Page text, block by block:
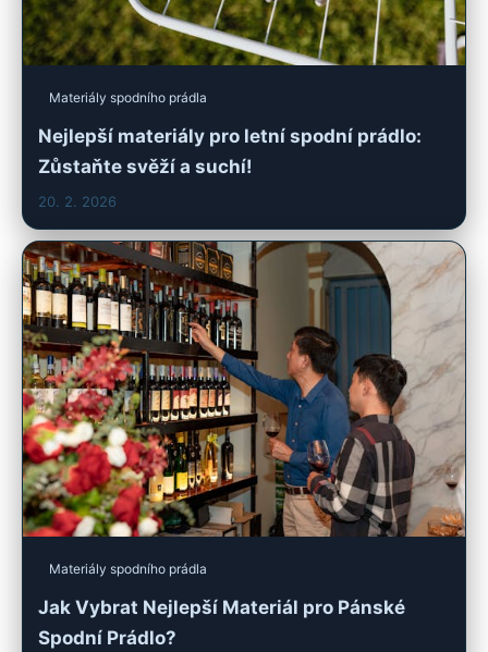
Materiály spodního prádla
Nejlepší materiály pro letní spodní prádlo:
Zůstaňte svěží a suchí!
20. 2. 2026
Materiály spodního prádla
Jak Vybrat Nejlepší Materiál pro Pánské
Spodní Prádlo?